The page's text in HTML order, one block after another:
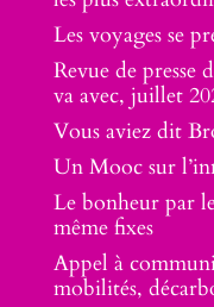
Les voyages se
Revue de
va avec, juillet
Vous aviez dit
Un Mooc sur
Le bonheur par
même fixes
Appel à
mobilités,